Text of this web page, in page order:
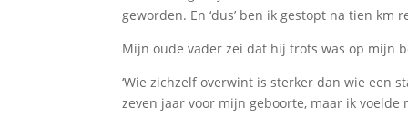
geworden. En ‘dus’ ben ik gestopt na tien km
Mijn oude vader zei dat hij trots was op mijn
‘Wie zichzelf overwint is sterker dan wie een
zeven jaar voor mijn geboorte, maar ik voelde